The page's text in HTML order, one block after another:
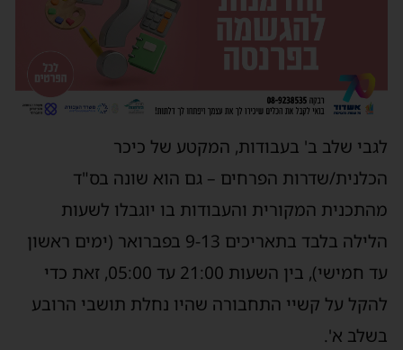
שלב ב' בעבודות, המקטע של כיכר
שדרות הפרחים – גם הוא שונה בס"ד
המקורית והעבודות בו יוגבלו לשעות
הלילה בלבד בתאריכים 9-13 בפברואר (ימים ראשון
עד חמישי), בין השעות 21:00 עד 05:00, זאת כדי
על קשיי התחבורה שהיו נחלת תושבי הרובע
א'.